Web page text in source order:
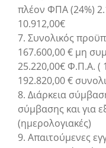
πλέον ΦΠΑ (24%)
10.912,00€
7. Συνολικός
167.600,00 € μη
25.220,00€ Φ.Π.Α. (
192.820,00 €
8. Διάρκεια
σύμβασης και για
(ημερολογιακές)
9. Απαιτούμενες